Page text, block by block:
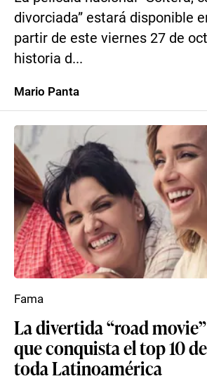
divorciada” estará disponible
partir de este viernes 27 de
historia d...
Mario Panta
La divertida “road
que conquista el top 10
toda Latinoamérica
Fama